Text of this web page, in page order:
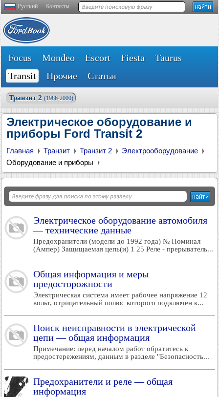
Русский Контакты
Focus Mondeo Escort Fiesta
Taurus
Transit
Прочие Статьи
Транзит 2 (1986-2000)
Электрическое оборудование и
приборы Ford Transit 2
Главная Транзит Транзит 2
Электрооборудование
Оборудование и приборы
Электрическое оборудование автомобиля
— технические данные
Предохранители (модели до 1992 года) № Номинал
(Ампер) Защищаемая цепь(и) 1 25 Реле - прерыватель...
Общая информация и меры
предосторожности
Электрическая система имеет рабочее напряжение 12
вольт, отрицательный полюс которого подключен к...
Поиск неисправности в электрической
цепи — общая информация
Примечание: перед началом работ обратитесь к
предостережениям, данным в разделе "Безопасность...
Предохранители и реле — общая
информация